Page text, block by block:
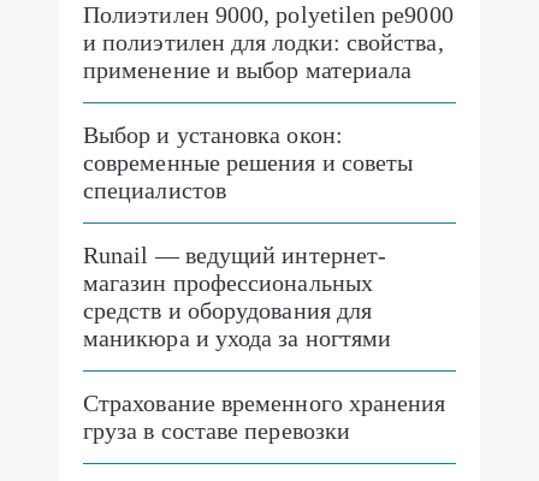
Полиэтилен 9000, polyetilen pe9000
и полиэтилен для лодки: свойства,
применение и выбор материала
Выбор и установка окон:
современные решения и советы
специалистов
Runail — ведущий интернет-
магазин профессиональных
средств и оборудования для
маникюра и ухода за ногтями
Страхование временного хранения
груза в составе перевозки